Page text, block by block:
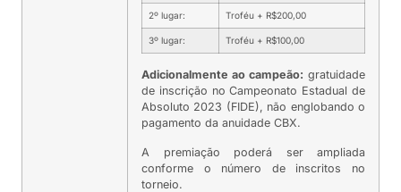
2º lugar: Troféu + R$200,00
3º lugar: Troféu + R$100,00
Adicionalmente ao campeão: gratuidade
de inscrição no Campeonato Estadual de
Absoluto 2023 (FIDE), não englobando o
pagamento da anuidade CBX.
A premiação poderá ser ampliada
conforme o número de inscritos no
torneio.